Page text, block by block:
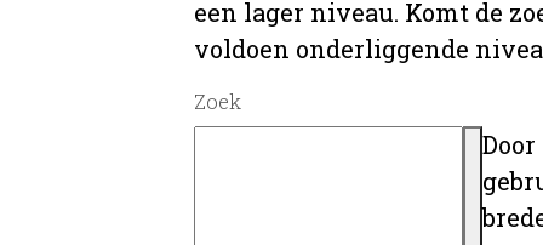
een lager niveau. Komt de
voldoen onderliggende
Zoek